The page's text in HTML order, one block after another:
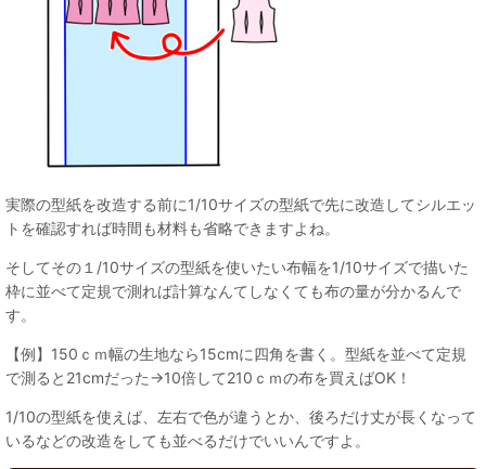
実際の型紙を改造する前に1/10サイズの型紙で先に改造してシルエッ
トを確認すれば時間も材料も省略できますよね。
そしてその１/10サイズの型紙を使いたい布幅を1/10サイズで描いた
枠に並べて定規で測れば計算なんてしなくても布の量が分かるんで
す。
【例】150ｃｍ幅の生地なら15cmに四角を書く。型紙を並べて定規
で測ると21cmだった→10倍して210ｃｍの布を買えばOK！
1/10の型紙を使えば、左右で色が違うとか、後ろだけ丈が長くなって
いるなどの改造をしても並べるだけでいいんですよ。